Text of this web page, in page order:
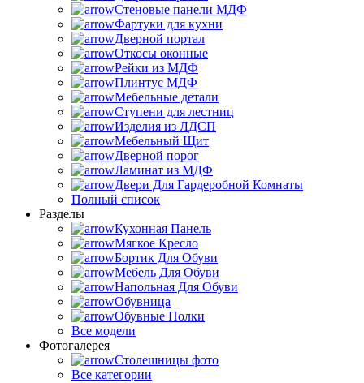
Стеновые панели МДФ
Фартуки для кухни
Дверной портал
Откосы оконные
Рейки из МДФ
Плинтус МДФ
Мебельные детали
Ступени для лестниц
Изделия из ЛДСП
Мебельный Щит
Дверной порог
Ламинат из МДФ
Двери Для Гардеробной Комнаты
Полный список
Разделы
Кухонная Панель
Мягкое Кресло
Бортик Для Обуви
Мебель Для Обуви
Напольная Для Обуви
Обувница
Обувные Полки
Все модели
Фотогалерея
Столешницы фото
Все категории